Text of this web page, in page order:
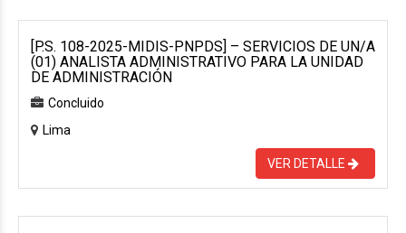
[P.S. 108-2025-MIDIS-PNPDS] – SERVICIOS DE UN/A
(01) ANALISTA ADMINISTRATIVO PARA LA UNIDAD
DE ADMINISTRACIÓN
Concluido
Lima
VER DETALLE